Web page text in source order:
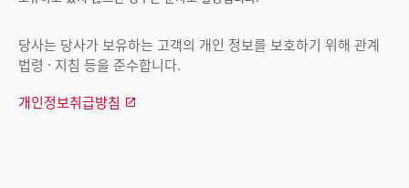
당사는 당사가 보유하는 고객의 개인 정보를 보호하기 위해 관계
법령 · 지침 등을 준수합니다.
개인정보취급방침